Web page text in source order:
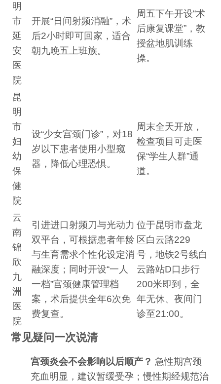
明
市
延
安
医
院
开展“日间射频消融”，术
后2小时即可回家，适合
朝九晚五上班族。
周五下午开设“术
后康复课堂”，教
授盆地肌训练
操。
昆
明
市
妇
幼
保
健
院
设“少女宫颈门诊”，对18
岁以下患者使用小型窥
器，降低心理恐惧。
周末全天开放，
检查项目可走医
保“学生人群”通
道。
云
南
锦
欣
九
洲
医
院
引进进口射频刀与光动力
双平台，可根据患者年龄
与生育需求个性化设定消
融深度；同时开设“一人
一档”宫颈健康管理档
案，术后提供全年6次免
费复查。
位于昆明市盘龙
区白云路229
号，地铁2号线白
云路站D口步行
200米即到，全
年无休、夜间门
诊至21:00。
常见疑问一次说清
宫颈炎会不会影响以后顺产？ 急性期宫颈
充血明显，建议暂缓受孕；慢性期经规范治